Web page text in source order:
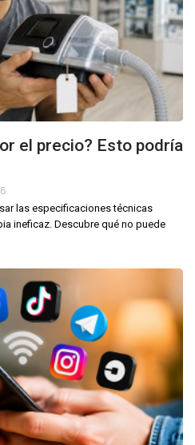
el precio? Esto podría
las especificaciones técnicas
ineficaz. Descubre qué no puede